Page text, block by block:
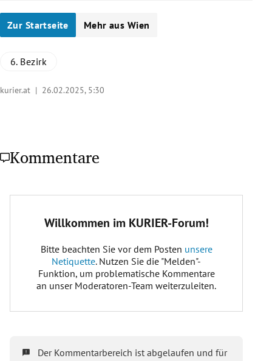
Zur Startseite Mehr aus Wien
6. Bezirk
kurier.at | 26.02.2025, 5:30
Kommentare